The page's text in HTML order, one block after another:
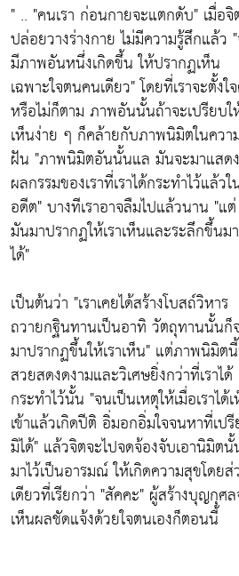
" .. "คนเรา ก่อนกายจะแตกดับ" เมื่อ
ปล่อยวางร่างกาย ไม่มีความรู้สึกแล้ว
มีภาพอันหนึ่งเกิดขึ้น ให้ปรากฏเห็น
เฉพาะใจตนคนเดียว"โดยที่เราจะตั้งใ
หรือไม่ก็ตาม ภาพอันนั้นถ้าจะเปรียบ
เห็นง่าย ๆ ก็คล้ายกับภาพนิมิตในควา
ฝัน "ภาพนิมิตอันนั้นแล มันจะมาแสดง
ผลกรรมของเราที่เราได้กระทำไว้แล้วใ
อดีต"บางทีเราอาจลืมไปแล้วนาน "แต่
มันมาปรากฏให้เราเห็นและระลึกขึ้นมา
ได้"
เป็นต้นว่า "เราเคยได้สร้างโบสถ์วิหาร
ถวายกฐินทานเป็นอาทิ วัตถุทานนั้นก็
มาปรากฏขึ้นให้เราเห็น" แต่ภาพนิมิต
สวยสดงดงามและวิเศษยิ่งกว่าที่เราได้
กระทำไว้นั้น "จนเป็นเหตุให้เมื่อเราได้
เข้าแล้วเกิดปีติ อิ่มอกอิ่มใจจนหาที่เป
มิได้" แล้วจิตจะไปจดจ้องจับเอานิมิต
มาไว้เป็นอารมณ์ ให้เกิดความสุขโดย
เดียวที่เรียกว่า "สัคคะ" ผู้สร้างบุญกุศ
เห็นผลชัดแจ้งด้วยใจตนเองก็ตอนนี้